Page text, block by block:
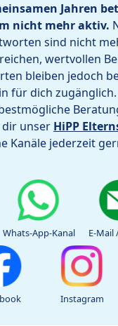
Jahren
nicht mehr aktiv.
sind nicht
wertvollen
bleiben jedoch
für dich
unser HiPP
Kanäle jederzeit
Whats-App-Kanal E-Mail
Instagram